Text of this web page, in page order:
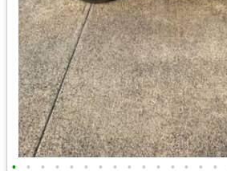
• • • • • • • • • • • • • • •